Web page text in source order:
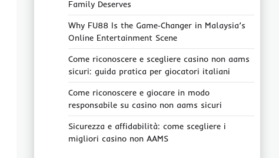
Family Deserves
Why FU88 Is the Game‑Changer in Malaysia’s
Online Entertainment Scene
Come riconoscere e scegliere casino non aams
sicuri: guida pratica per giocatori italiani
Come riconoscere e giocare in modo
responsabile su casino non aams sicuri
Sicurezza e affidabilità: come scegliere i
migliori casino non AAMS